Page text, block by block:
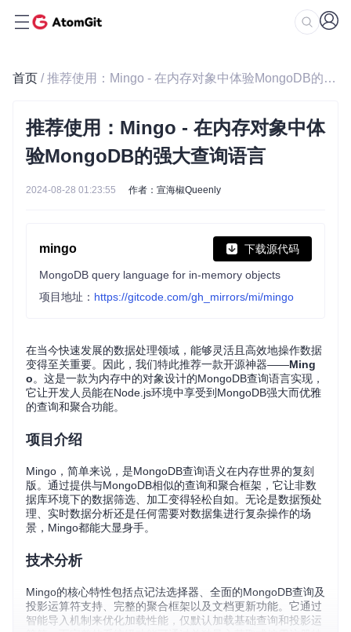
首页 / 推荐使用：Mingo - 在内存对象中体验MongoDB的强大查询语言
推荐使用：Mingo - 在内存对象中体
验MongoDB的强大查询语言
2024-08-28 01:23:55 作者：宣海椒Queenly
mingo 下载源代码
MongoDB query language for in-memory objects
项目地址： https://gitcode.com/gh_mirrors/mi/mingo
在当今快速发展的数据处理领域，能够灵活且高效地操作数据
变得至关重要。因此，我们特此推荐一款开源神器——Ming
o。这是一款为内存中的对象设计的MongoDB查询语言实现，
它让开发人员能在Node.js环境中享受到MongoDB强大而优雅
的查询和聚合功能。
项目介绍
Mingo，简单来说，是MongoDB查询语义在内存世界的复刻
版。通过提供与MongoDB相似的查询和聚合框架，它让非数
据库环境下的数据筛选、加工变得轻松自如。无论是数据预处
理、实时数据分析还是任何需要对数据集进行复杂操作的场
景，Mingo都能大显身手。
技术分析
Mingo的核心特性包括点记法选择器、全面的MongoDB查询及
投影运算符支持、完整的聚合框架以及文档更新功能。它通过
智能导入机制来优化加载性能，仅默认加载基础查询和投影运